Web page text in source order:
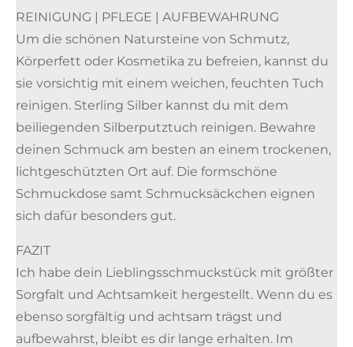
REINIGUNG | PFLEGE | AUFBEWAHRUNG
Um die schönen Natursteine von Schmutz,
Körperfett oder Kosmetika zu befreien, kannst du
sie vorsichtig mit einem weichen, feuchten Tuch
reinigen. Sterling Silber kannst du mit dem
beiliegenden Silberputztuch reinigen. Bewahre
deinen Schmuck am besten an einem trockenen,
lichtgeschützten Ort auf. Die formschöne
Schmuckdose samt Schmucksäckchen eignen
sich dafür besonders gut.
FAZIT
Ich habe dein Lieblingsschmuckstück mit größter
Sorgfalt und Achtsamkeit hergestellt. Wenn du es
ebenso sorgfältig und achtsam trägst und
aufbewahrst, bleibt es dir lange erhalten. Im